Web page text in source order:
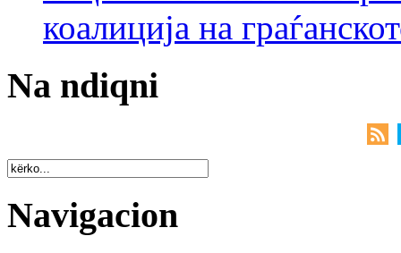
коалиција на
Na ndiqni
Navigacion